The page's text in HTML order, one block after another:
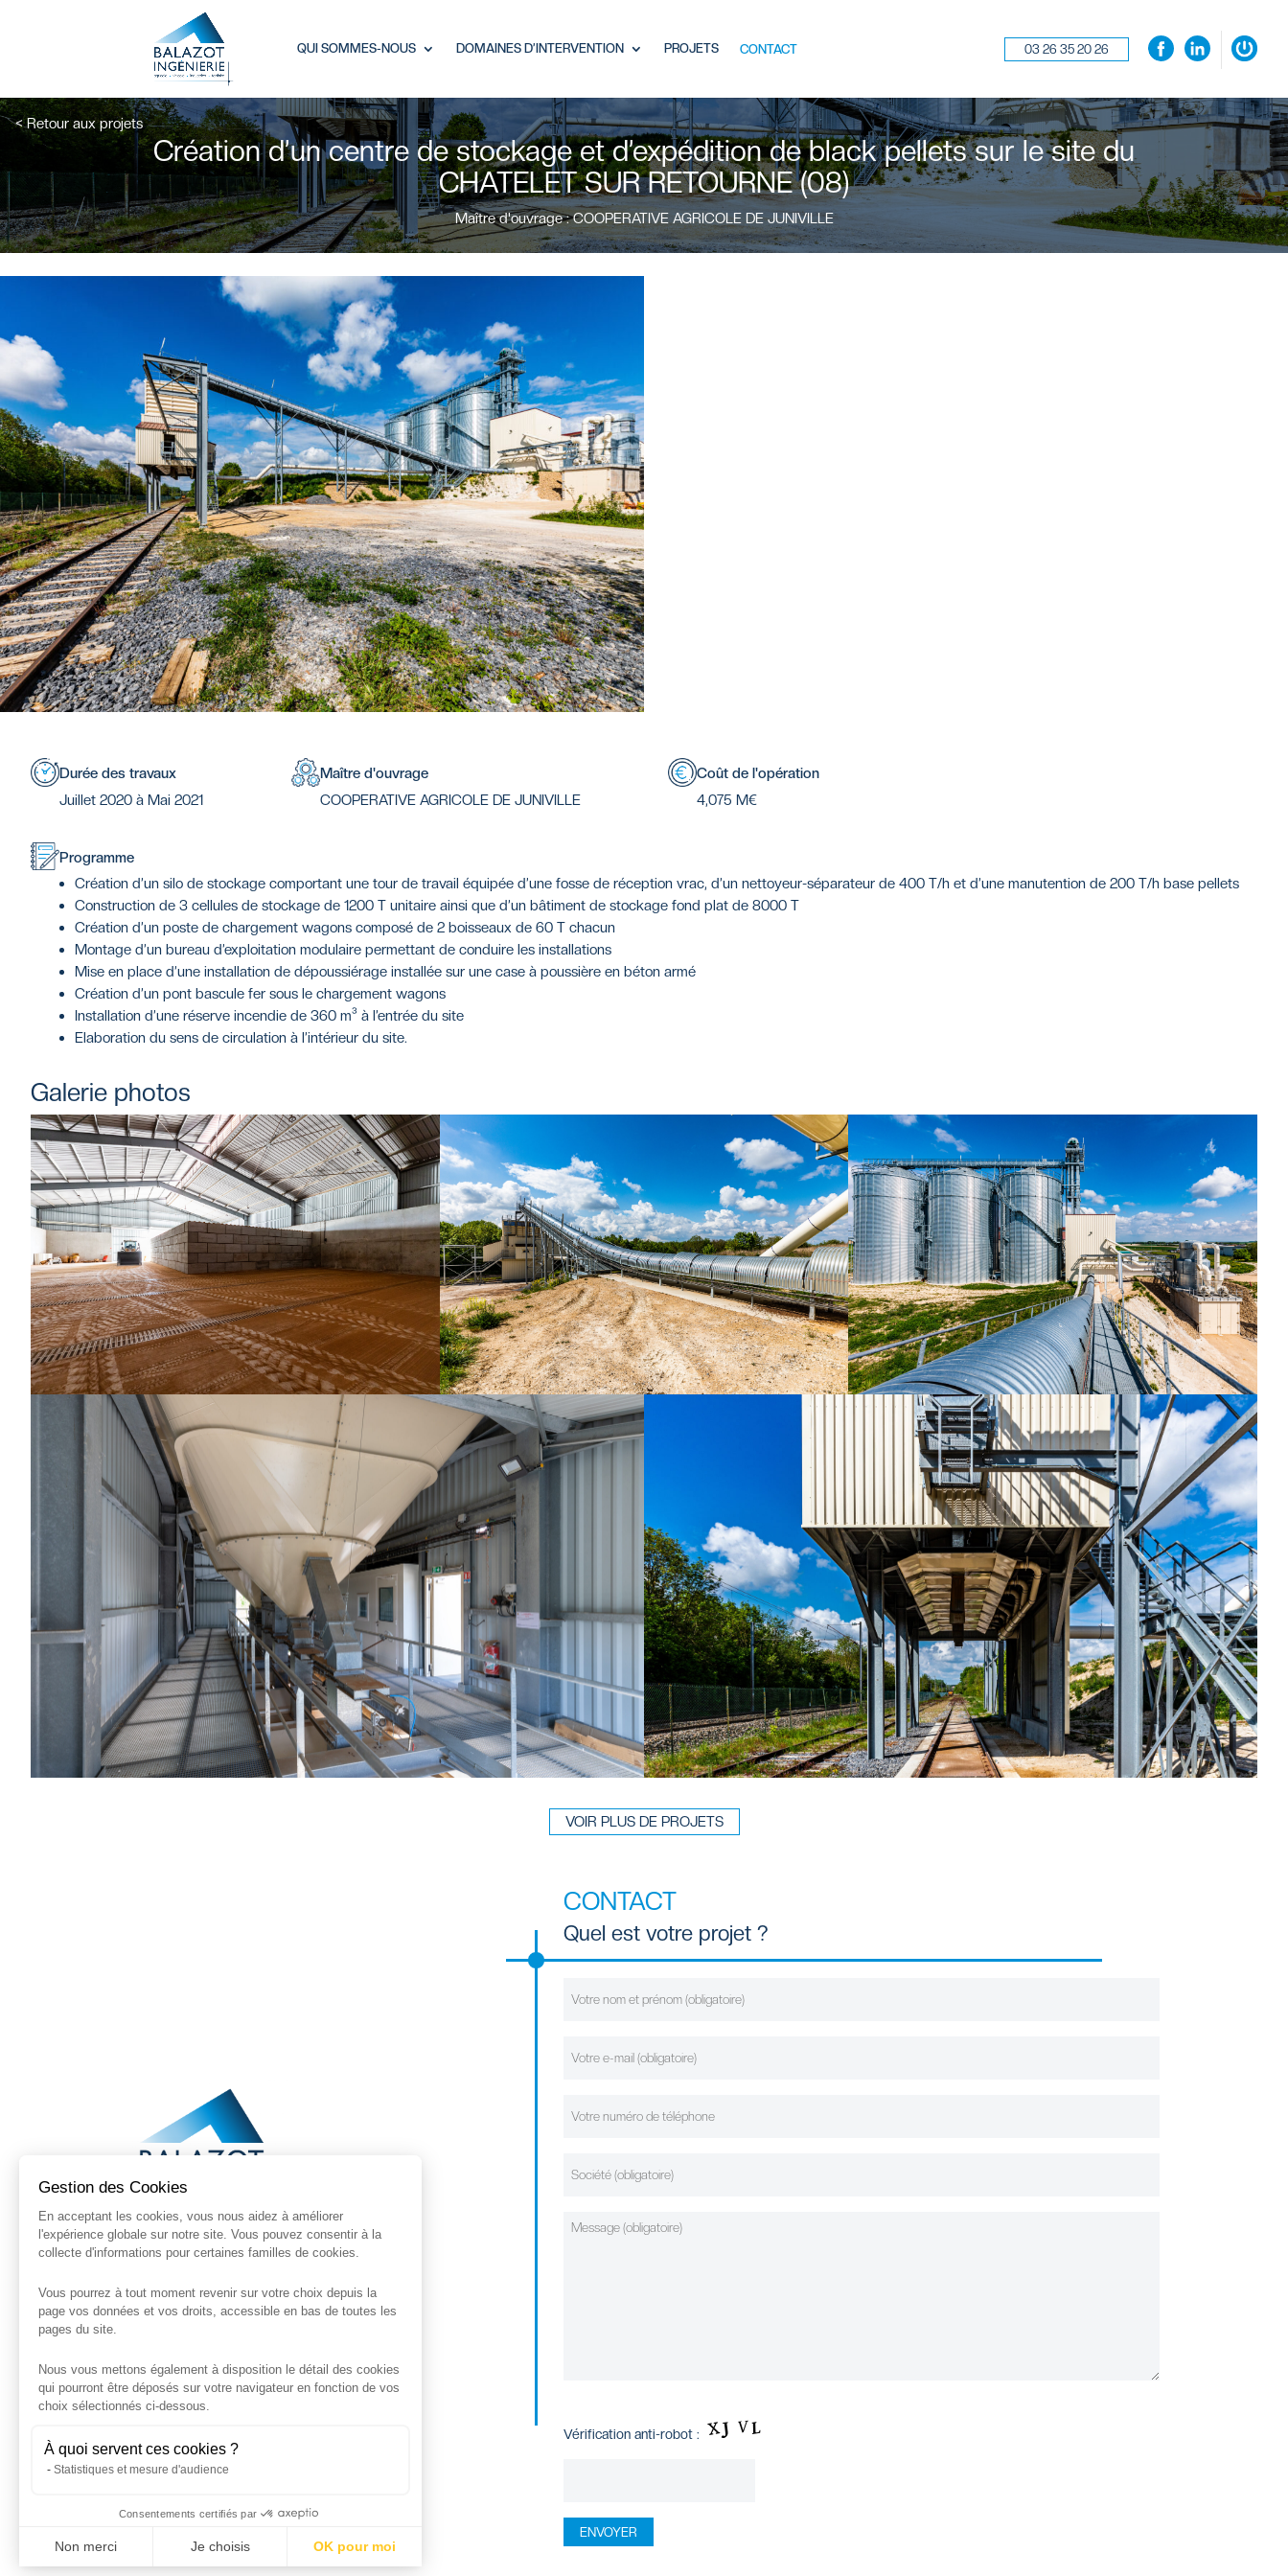
QUI SOMMES-NOUS DOMAINES D’INTERVENTION PROJETS CONTACT 03 26 35 20 26
×
Connexion
Se souvenir de moi
Mot de passe oublié ?
< Retour aux projets
Création d’un centre de stockage et d’expédition de black pellets sur le site du
CHATELET SUR RETOURNE (08)
Maître d'ouvrage : COOPERATIVE AGRICOLE DE JUNIVILLE
Durée des travaux
Juillet 2020 à Mai 2021
Maître d'ouvrage
COOPERATIVE AGRICOLE DE JUNIVILLE
Coût de l'opération
4,075 M€
Programme
Création d’un silo de stockage comportant une tour de travail équipée d’une fosse de réception vrac, d’un nettoyeur-séparateur de 400 T/h et d’une manutention de 200 T/h base pellets
Construction de 3 cellules de stockage de 1200 T unitaire ainsi que d’un bâtiment de stockage fond plat de 8000 T
Création d’un poste de chargement wagons composé de 2 boisseaux de 60 T chacun
Montage d’un bureau d’exploitation modulaire permettant de conduire les installations
Mise en place d’une installation de dépoussiérage installée sur une case à poussière en béton armé
Création d’un pont bascule fer sous le chargement wagons
Installation d’une réserve incendie de 360 m³ à l’entrée du site
Elaboration du sens de circulation à l’intérieur du site.
Galerie photos
VOIR PLUS DE PROJETS
BALAZOT INGÉNIERIE
51100 Reims, France
03 26 35 20 26
CONTACT
Quel est votre projet ?
Vérification anti-robot :
Gestion des Cookies
En acceptant les cookies, vous nous aidez à améliorer
l'expérience globale sur notre site. Vous pouvez consentir à la
collecte d'informations pour certaines familles de cookies.
Vous pourrez à tout moment revenir sur votre choix depuis la
page vos données et vos droits, accessible en bas de toutes les
pages du site.
Nous vous mettons également à disposition le détail des cookies
qui pourront être déposés sur votre navigateur en fonction de vos
choix sélectionnés ci-dessous.
À quoi servent ces cookies ?
Statistiques et mesure d'audience
Consentements certifiés par
Non merci Je choisis
OK pour moi